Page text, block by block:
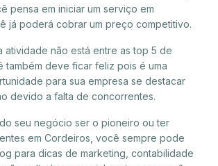
pensa em iniciar um serviço em
já poderá cobrar um preço competitivo.
atividade não está entre as top 5 de
também deve ficar feliz pois é uma
para sua empresa se destacar
devido a falta de concorrentes.
seu negócio ser o pioneiro ou ter
em Cordeiros, você sempre pode
para dicas de marketing, contabilidade